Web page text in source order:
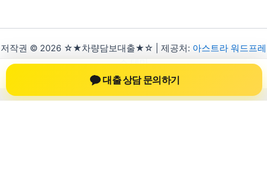
저작권 © 2026 ☆★차량담보대출★☆ | 제공처: 아스트라 워드프레
스 테마
대출 상담 문의하기